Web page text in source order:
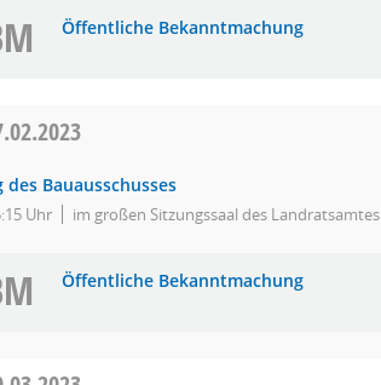
Öffentliche Bekanntmachung
des Bauausschusses
Uhr im großen Sitzungssaal des Landratsamtes
Öffentliche Bekanntmachung